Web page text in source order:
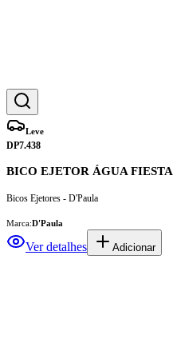
Leve
DP7.438
BICO EJETOR ÁGUA FIESTA
Bicos Ejetores - D'Paula
Marca:D'Paula
Ver detalhes Adicionar